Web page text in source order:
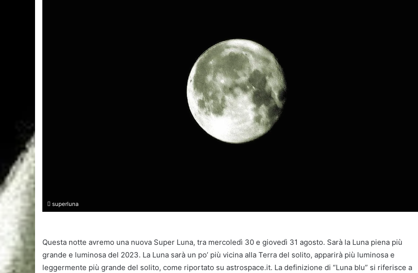
superluna
Questa notte avremo una nuova Super Luna, tra mercoledì 30 e giovedì 31 agosto. Sarà la Luna piena più
grande e luminosa del 2023. La Luna sarà un po’ più vicina alla Terra del solito, apparirà più luminosa e
leggermente più grande del solito, come riportato su astrospace.it. La definizione di “Luna blu” si riferisce a